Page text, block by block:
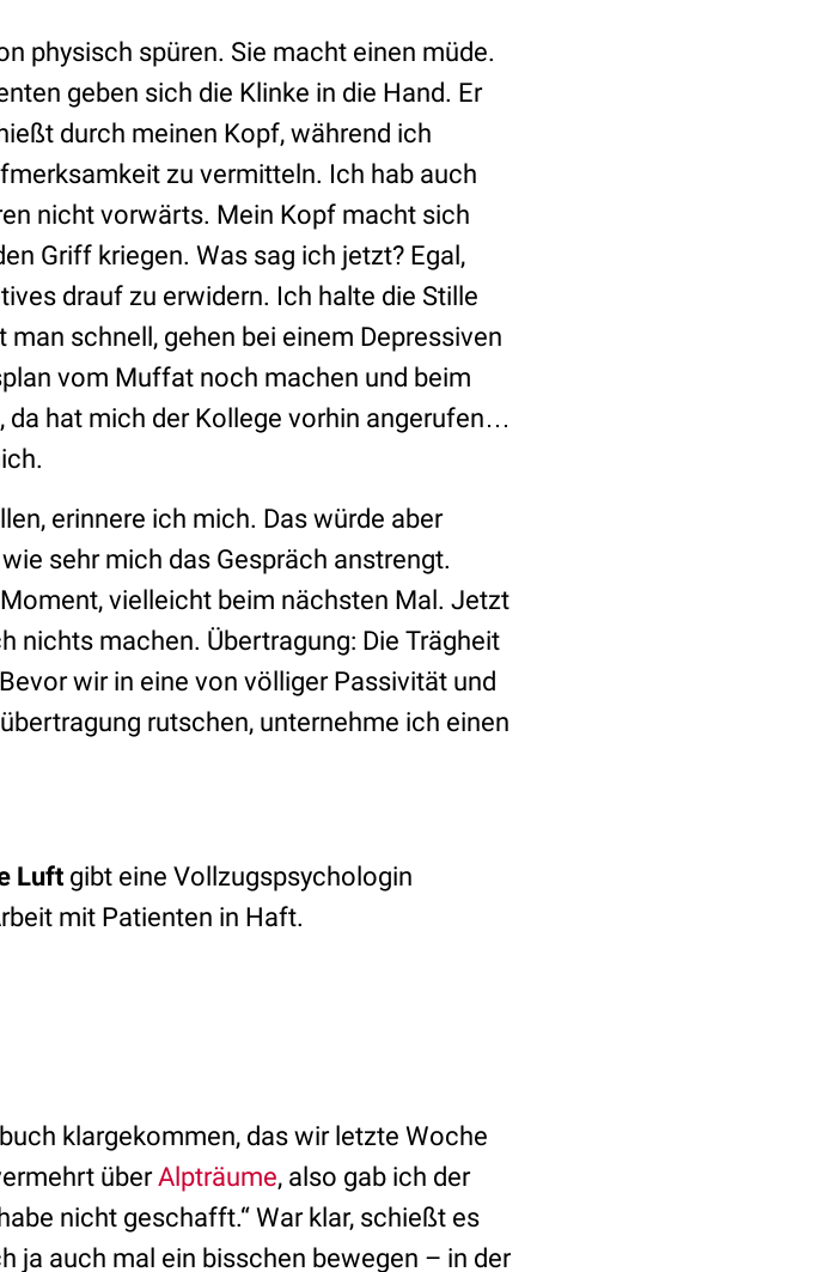
physisch spüren. Sie macht einen müde.
geben sich die Klinke in die Hand. Er
durch meinen Kopf, während ich
zu vermitteln. Ich hab auch
nicht vorwärts. Mein Kopf macht sich
Griff kriegen. Was sag ich jetzt? Egal,
drauf zu erwidern. Ich halte die Stille
schnell, gehen bei einem Depressiven
vom Muffat noch machen und beim
hat mich der Kollege vorhin angerufen…
erinnere ich mich. Das würde aber
sehr mich das Gespräch anstrengt.
vielleicht beim nächsten Mal. Jetzt
nichts machen. Übertragung: Die Trägheit
wir in eine von völliger Passivität und
rutschen, unternehme ich einen
Luft gibt eine Vollzugspsychologin
mit Patienten in Haft.
klargekommen, das wir letzte Woche
überAlpträume, also gab ich der
nicht geschafft.“ War klar, schießt es
ja auch mal ein bisschen bewegen – in der